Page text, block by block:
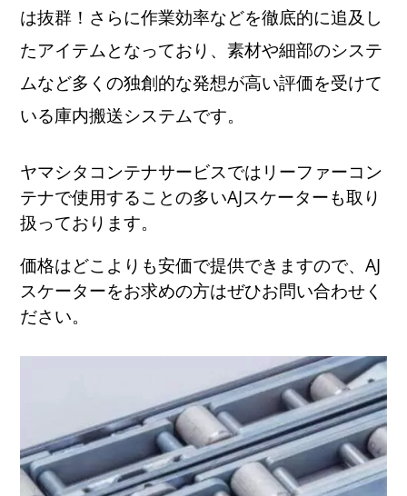
は抜群！さらに作業効率などを徹底的に追及し
たアイテムとなっており、素材や細部のシステ
ムなど多くの独創的な発想が高い評価を受けて
いる庫内搬送システムです。
ヤマシタコンテナサービスではリーファーコン
テナで使用することの多いAJスケーターも取り
扱っております。
価格はどこよりも安価で提供できますので、AJ
スケーターをお求めの方はぜひお問い合わせく
ださい。